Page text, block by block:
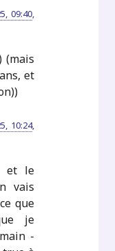
09:40,
(mais
et
10:24,
et le
vais
que
je
-